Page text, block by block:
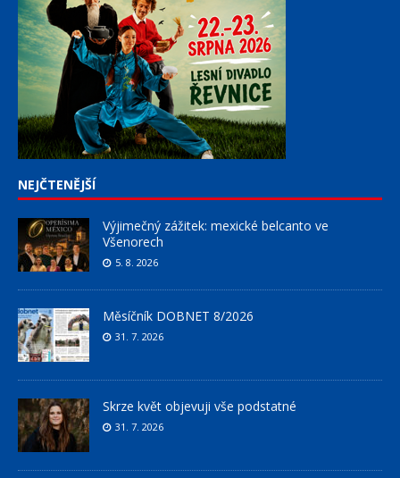
NEJČTENĚJŠÍ
Výjimečný zážitek: mexické belcanto ve
Všenorech
5. 8. 2026
Měsíčník DOBNET 8/2026
31. 7. 2026
Skrze květ objevuji vše podstatné
31. 7. 2026